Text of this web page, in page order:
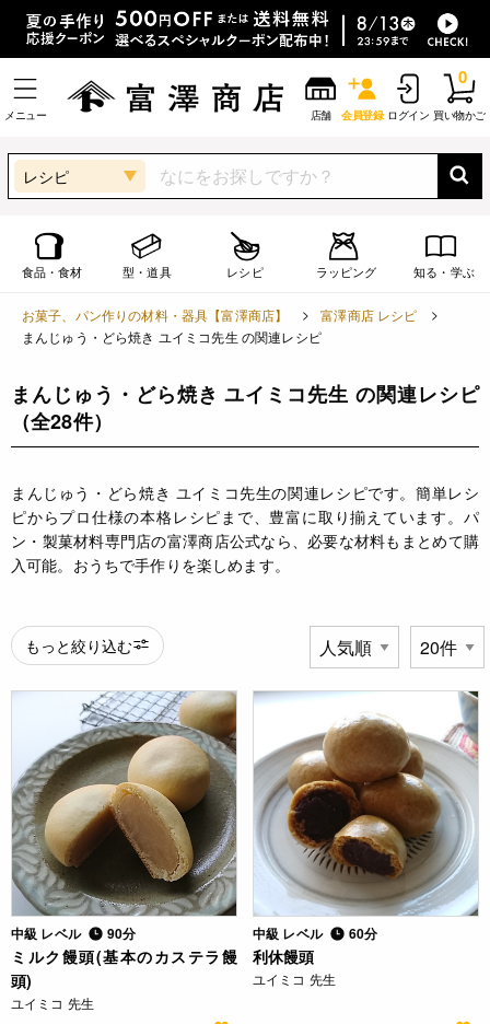
メニュー 店舗 会員登録 ログイン 買い物かご
0
レシピ
食品・食材 型・道具 レシピ ラッピング 知る・学ぶ
お菓子、パン作りの材料・器具【富澤商店】
富澤商店 レシピ
まんじゅう・どら焼き ユイミコ先生 の関連レシピ
まんじゅう・どら焼き ユイミコ先生 の関連レシピ
（全28件）
まんじゅう・どら焼き ユイミコ先生の関連レシピです。簡単レシ
ピからプロ仕様の本格レシピまで、豊富に取り揃えています。パ
ン・製菓材料専門店の富澤商店公式なら、必要な材料もまとめて購
入可能。おうちで手作りを楽しめます。
もっと絞り込む
中級 レベル 90分
ミルク饅頭(基本のカステラ饅
頭)
ユイミコ 先生
中級 レベル 60分
利休饅頭
ユイミコ 先生